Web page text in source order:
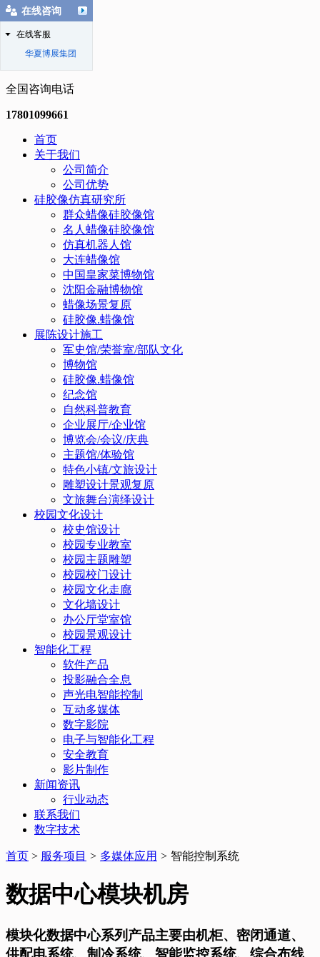
全国咨询电话
17801099661
首页
关于我们
公司简介
公司优势
硅胶像仿真研究所
群众蜡像硅胶像馆
名人蜡像硅胶像馆
仿真机器人馆
大连蜡像馆
中国皇家菜博物馆
沈阳金融博物馆
蜡像场景复原
硅胶像.蜡像馆
展陈设计施工
军史馆/荣誉室/部队文化
博物馆
硅胶像.蜡像馆
纪念馆
自然科普教育
企业展厅/企业馆
博览会/会议/庆典
主题馆/体验馆
特色小镇/文旅设计
雕塑设计景观复原
文旅舞台演绎设计
校园文化设计
校史馆设计
校园专业教室
校园主题雕塑
校园校门设计
校园文化走廊
文化墙设计
办公厅堂室馆
校园景观设计
智能化工程
软件产品
投影融合全息
声光电智能控制
互动多媒体
数字影院
电子与智能化工程
安全教育
影片制作
新闻资讯
行业动态
联系我们
数字技术
首页 > 服务项目 > 多媒体应用 > 智能控制系统
数据中心模块机房
模块化数据中心系列产品主要由机柜、密闭通道、
供配电系统、制冷系统、智能监控系统、综合布线
在线咨询
在线客服
华夏博展集团